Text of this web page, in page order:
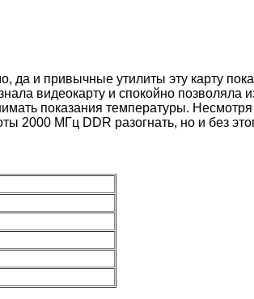
да и привычные утилиты эту карту
видеокарту и спокойно позволяла
показания температуры.
2000 МГц DDR разогнать, но и без